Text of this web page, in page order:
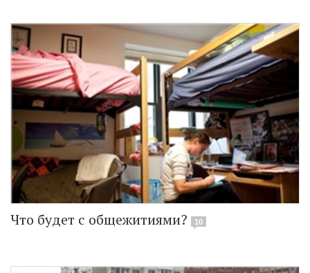
Что будет с общежитиями? 10